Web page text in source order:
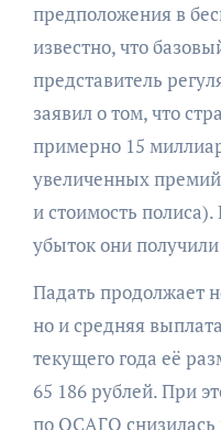
предположения в
известно, что
представитель
заявил о том, что
примерно 15
увеличенных
и стоимость
убыток они
Падать продолжает
но и средняя
текущего года её
65 186 рублей. При
по ОСАГО снизилась